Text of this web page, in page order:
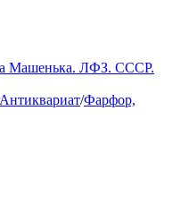
Машенька. ЛФЗ. СССР.
Антиквариат/Фарфор,